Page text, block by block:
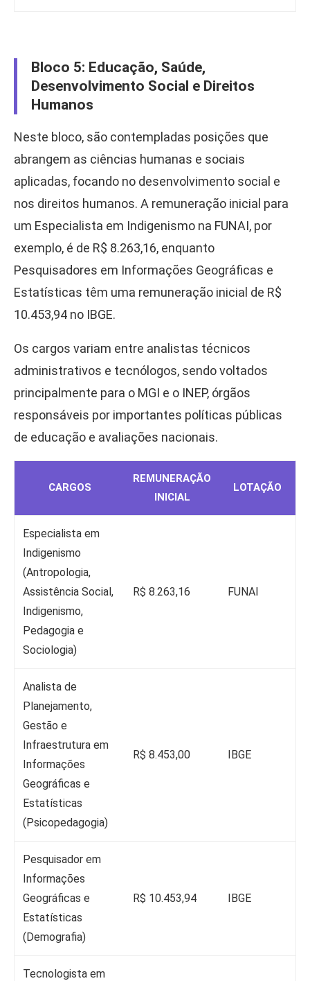
Bloco 5: Educação, Saúde,
Desenvolvimento Social e Direitos
Humanos
Neste bloco, são contempladas posições que
abrangem as ciências humanas e sociais
aplicadas, focando no desenvolvimento social e
nos direitos humanos. A remuneração inicial para
um Especialista em Indigenismo na FUNAI, por
exemplo, é de R$ 8.263,16, enquanto
Pesquisadores em Informações Geográficas e
Estatísticas têm uma remuneração inicial de R$
10.453,94 no IBGE.
Os cargos variam entre analistas técnicos
administrativos e tecnólogos, sendo voltados
principalmente para o MGI e o INEP, órgãos
responsáveis por importantes políticas públicas
de educação e avaliações nacionais.
CARGOS
REMUNERAÇÃO
INICIAL
LOTAÇÃO
Especialista em
Indigenismo
(Antropologia,
Assistência Social,
Indigenismo,
Pedagogia e
Sociologia)
R$ 8.263,16 FUNAI
Analista de
Planejamento,
Gestão e
Infraestrutura em
Informações
Geográficas e
Estatísticas
(Psicopedagogia)
R$ 8.453,00 IBGE
Pesquisador em
Informações
Geográficas e
Estatísticas
(Demografia)
R$ 10.453,94 IBGE
Tecnologista em